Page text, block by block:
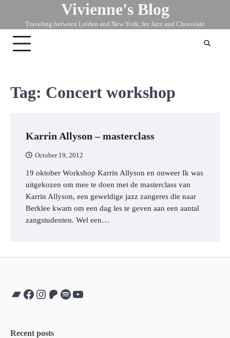
content
Vivienne's Blog
Traveling between Leiden and New York, for Jazz and Chocolate
Tag: Concert workshop
Karrin Allyson – masterclass
October 19, 2012
19 oktober Workshop Karrin Allyson en onweer Ik was
uitgekozen om mee te doen met de masterclass van
Karrin Allyson, een geweldige jazz zangeres die naar
Berklee kwam om een dag les te geven aan een aantal
zangstudenten. Wel een…
Bandcamp
Facebook
Instagram
Patreon
Spotify
YouTube
Recent posts